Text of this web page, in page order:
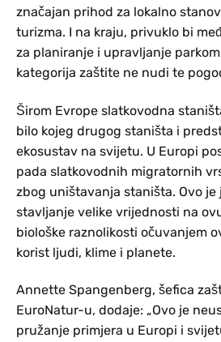
značajan prihod za lokalno
turizma. I na kraju, privuklo bi
za planiranje i upravljanje
kategorija zaštite ne nudi te
Širom Evrope slatkovodna
bilo kojeg drugog staništa i
ekosustav na svijetu. U Europi
pada slatkovodnih migratornih
zbog uništavanja staništa. Ovo je
stavljanje velike vrijednosti na
biološke raznolikosti očuvanjem
korist ljudi, klime i planete.
Annette Spangenberg, šefica
EuroNatur-u, dodaje: „Ovo je
pružanje primjera u Europi i